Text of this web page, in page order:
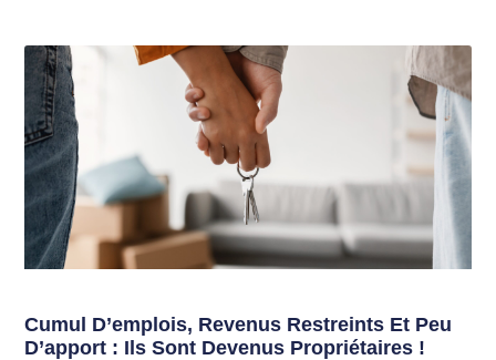
Cumul D’emplois, Revenus Restreints Et Peu
D’apport : Ils Sont Devenus Propriétaires !